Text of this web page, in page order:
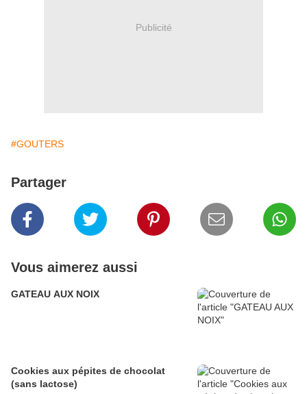
Publicité
#GOUTERS
Partager
Vous aimerez aussi
GATEAU AUX NOIX
Cookies aux pépites de chocolat
(sans lactose)